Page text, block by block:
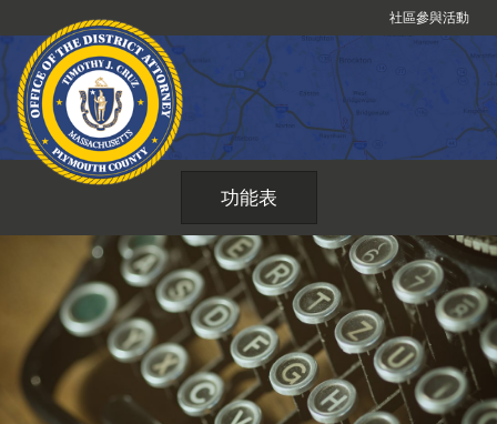
到
內
社區參與活動
功能表